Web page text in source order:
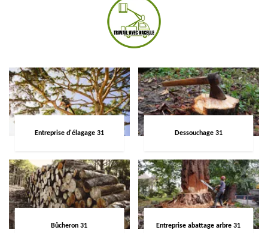
Entreprise d'élagage 31 Dessouchage 31
Bûcheron 31 Entreprise abattage arbre 31